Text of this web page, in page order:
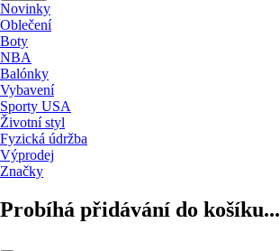
Novinky
Oblečení
Boty
NBA
Balónky
Vybavení
Sporty USA
Životní styl
Fyzická údržba
Výprodej
Značky
Probíhá přidávání do košíku...